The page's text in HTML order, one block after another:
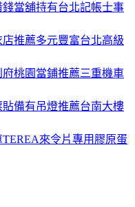
當舖持有台北記帳士事
推薦多元豐富台北高級
桃園當鋪推薦三重機車
備有吊燈推薦台南大樓
來令片專用膠原蛋